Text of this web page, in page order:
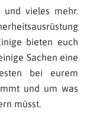
und vieles mehr.
bieten euch
Sachen eine
bei eurem
und um was
müsst.